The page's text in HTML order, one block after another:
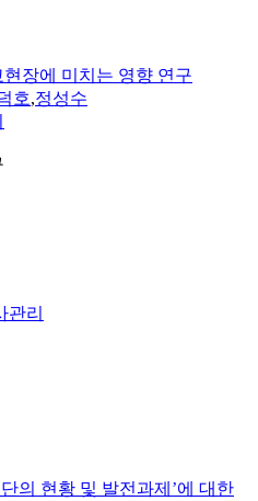
장에 미치는 영향 연구
호,정성수
관리
의 현황 및 발전과제’에 대한